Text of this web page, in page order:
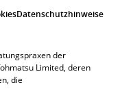
Datenschutzhinweise
der
Limited, deren
die